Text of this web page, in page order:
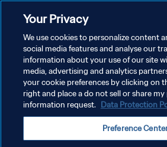
POLÍTICA DE PRIVACIDADE
TERMOS DE SERVIÇO
ADMINISTRAR AS PREFERÊNCIAS DE COOKIES
Copyright © 1994-2026 FIFA. Todos os direitos reservados.
Your Privacy
We use cookies to personalize content
social media features and analyse our
information about your use of our site
media, advertising and analytics
your cookie preferences by clicking on
right and place a do not sell or share my
information request. Data Protection
Preference